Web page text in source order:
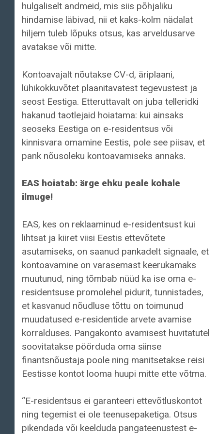
hulgaliselt andmeid, mis siis põhjaliku
hindamise läbivad, nii et kaks-kolm nädalat
hiljem tuleb lõpuks otsus, kas arveldusarve
avatakse või mitte.
Kontoavajalt nõutakse CV-d, äriplaani,
lühikokkuvõtet plaanitavatest tegevustest ja
seost Eestiga. Etteruttavalt on juba telleridki
hakanud taotlejaid hoiatama: kui ainsaks
seoseks Eestiga on e-residentsus või
kinnisvara omamine Eestis, pole see piisav, et
pank nõusoleku kontoavamiseks annaks.
EAS hoiatab: ärge ehku peale kohale
ilmuge!
EAS, kes on reklaaminud e-residentsust kui
lihtsat ja kiiret viisi Eestis ettevõtete
asutamiseks, on saanud pankadelt signaale, et
kontoavamine on varasemast keerukamaks
muutunud, ning tõmbab nüüd ka ise oma e-
residentsuse promolehel pidurit, tunnistades,
et kasvanud nõudluse tõttu on toimunud
muudatused e-residentide arvete avamise
korralduses. Pangakonto avamisest huvitatutel
soovitatakse pöörduda oma siinse
finantsnõustaja poole ning manitsetakse reisi
Eestisse kontot looma huupi mitte ette võtma.
“E-residentsus ei garanteeri ettevõtluskontot
ning tegemist ei ole teenusepaketiga. Otsus
pikendada või keelduda pangateenustest e-